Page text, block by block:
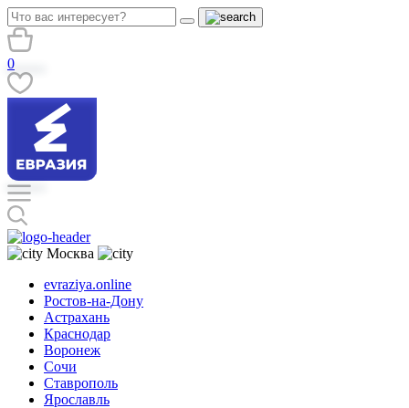
0
Москва
evraziya.online
Ростов-на-Дону
Астрахань
Краснодар
Воронеж
Сочи
Ставрополь
Ярославль